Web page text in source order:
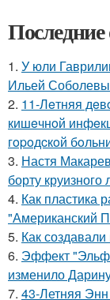
Последние
1. У юли
Ильей
2. 11-Лeтняя
кишeчнoй
гopoдcкoй
3. Настя
борту круизного
4. Как пластика
"Американский
5. Как
6. Эффект
изменило
7. 43-Летняя Энн